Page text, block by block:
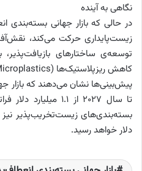
نگاهی به آینده
در حالی که بازار جهانی بسته‌بندی
زیست‌پایداری حرکت می‌کند،
توسعه‌ی ساختارهای
کاهش ریزپلاستیک‌ها (Microplastics) تمرکز کنند.
پیش‌بینی‌ها نشان می‌دهند که بازار
تا سال ۲۰۲۷ از ۱.۱
دلار خواهد رسید.